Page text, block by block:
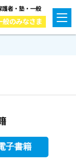
護者・塾・一般
般のみなさま
子書籍